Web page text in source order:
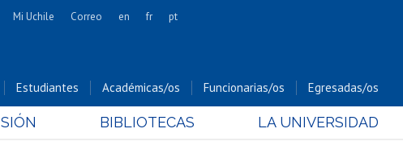
Cs. Forestales y Conservación
Cs. Sociales
Mi Uchile Correo en fr pt
Estudiantes Académicas/os Funcionarias/os Egresadas/os
BIBLIOTECAS LA UNIVERSIDAD